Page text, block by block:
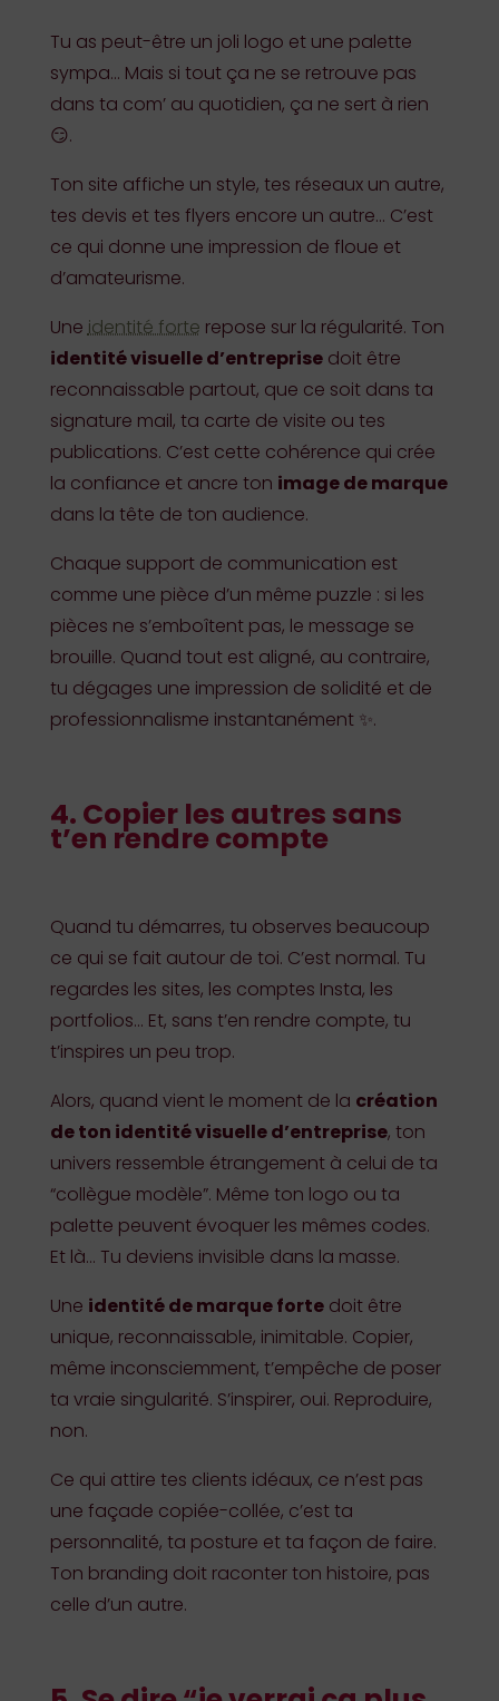
Tu as peut-être un joli logo et une palette
sympa… Mais si tout ça ne se retrouve pas
dans ta com’ au quotidien, ça ne sert à rien
😏.
Ton site affiche un style, tes réseaux un autre,
tes devis et tes flyers encore un autre… C’est
ce qui donne une impression de floue et
d’amateurisme.
Uneidentité forte repose sur la régularité. Ton
identité visuelle d’entreprisedoit être
reconnaissable partout, que ce soit dans ta
signature mail, ta carte de visite ou tes
publications. C’est cette cohérence qui crée
la confiance et ancre ton image de marque
dans la tête de ton audience.
Chaque support de communication est
comme une pièce d’un même puzzle : si les
pièces ne s’emboîtent pas, le message se
brouille. Quand tout est aligné, au contraire,
tu dégages une impression de solidité et de
professionnalisme instantanément ✨.
4. Copier les autres sans
t’en rendre compte
Quand tu démarres, tu observes beaucoup
ce qui se fait autour de toi. C’est normal. Tu
regardes les sites, les comptes Insta, les
portfolios… Et, sans t’en rendre compte, tu
t’inspires un peu trop.
Alors, quand vient le moment de la création
de ton identité visuelle d’entreprise, ton
univers ressemble étrangement à celui de ta
“collègue modèle”. Même ton logo ou ta
palette peuvent évoquer les mêmes codes.
Et là… Tu deviens invisible dans la masse.
Une identité de marque fortedoit être
unique, reconnaissable, inimitable. Copier,
même inconsciemment, t’empêche de poser
ta vraie singularité. S’inspirer, oui. Reproduire,
non.
Ce qui attire tes clients idéaux, ce n’est pas
une façade copiée-collée, c’est ta
personnalité, ta posture et ta façon de faire.
Ton branding doit raconter ton histoire, pas
celle d’un autre.